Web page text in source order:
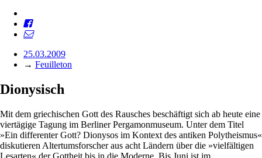
25.03.2009
→ Feuilleton
Dionysisch
Mit dem griechischen Gott des Rausches beschäftigt sich ab heute eine
viertägige Tagung im Berliner Pergamonmuseum. Unter dem Titel
»Ein differenter Gott? Dionysos im Kontext des antiken Polytheismus«
diskutieren Altertumsforscher aus acht Ländern über die »vielfältigen
Lesarten« der Gottheit bis in die Moderne. Bis Juni ist im